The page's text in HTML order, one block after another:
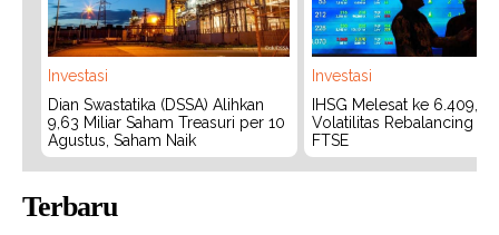
Investasi
Dian Swastatika (DSSA) Alihkan
9,63 Miliar Saham Treasuri per 10
Agustus, Saham Naik
Investasi
IHSG Melesat ke 6.409,
Volatilitas Rebalancing
FTSE
Terbaru